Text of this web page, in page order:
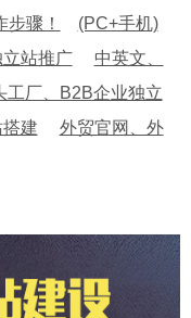
骤！
(PC+手机)
站推广
中英文、
工厂、B2B企业独立
建
外贸官网、外